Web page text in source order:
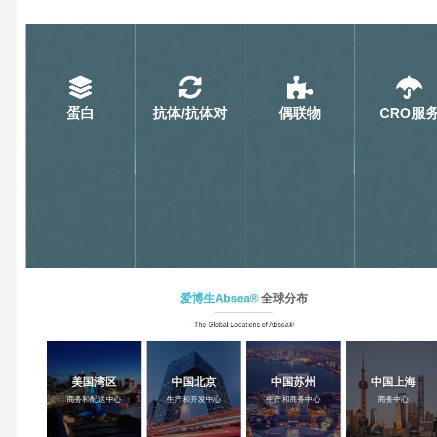
蛋白 抗体/抗体对 偶联物 CRO服
爱博生Absea®全球分布
The Global Locations of Absea®
美国湾区
商务和配送中心
中国北京
生产和开发中心
中国苏州
生产和商务中心
中国上海
商务中心